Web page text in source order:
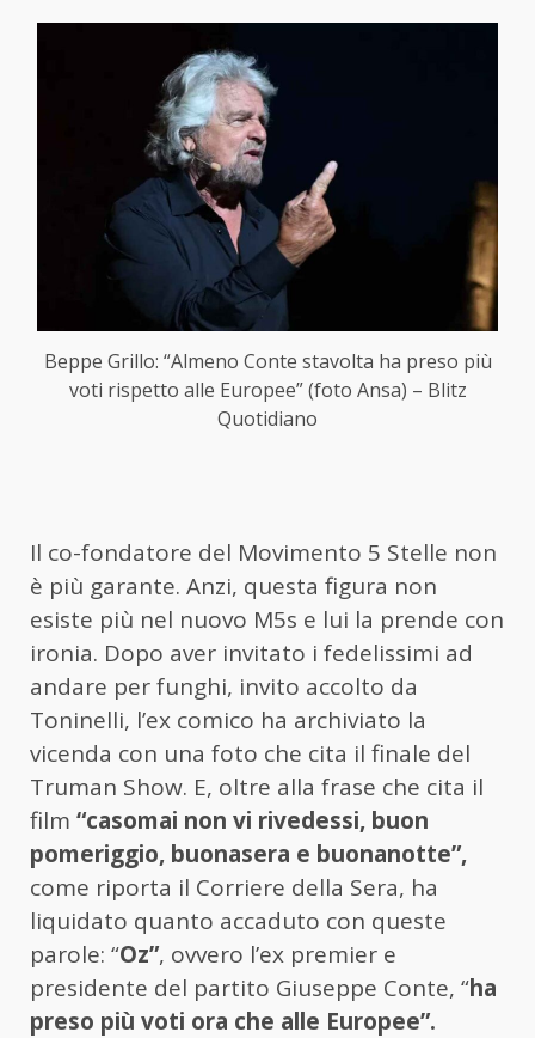
Beppe Grillo: “Almeno Conte stavolta ha preso più
voti rispetto alle Europee” (foto Ansa) – Blitz
Quotidiano
Il co-fondatore del Movimento 5 Stelle non
è più garante. Anzi, questa figura non
esiste più nel nuovo M5s e lui la prende con
ironia. Dopo aver invitato i fedelissimi ad
andare per funghi, invito accolto da
Toninelli, l’ex comico ha archiviato la
vicenda con una foto che cita il finale del
Truman Show. E, oltre alla frase che cita il
film “casomai non vi rivedessi, buon
pomeriggio, buonasera e buonanotte”,
come riporta il Corriere della Sera, ha
liquidato quanto accaduto con queste
parole: “Oz”, ovvero l’ex premier e
presidente del partito Giuseppe Conte, “ha
preso più voti ora che alle Europee”.